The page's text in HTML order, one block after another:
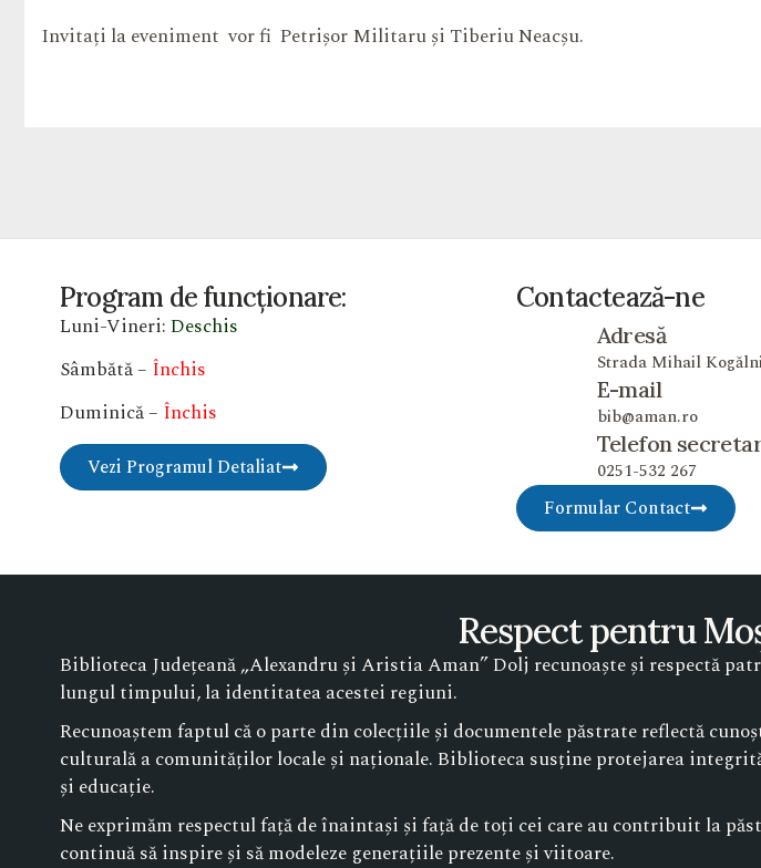
Invitați la eveniment vor fi Petrișor Militaru și Tiberiu Neacșu.
Program de funcționare:
Luni-Vineri:Deschis
Sâmbătă – Închis
Duminică – Închis
Vezi Programul Detaliat
Contactează-ne
Adresă
Strada Mihail
E-mail
bib@aman.ro
Telefon
0251-532 267
Formular Contact
Respect pentru
Biblioteca Județeană „Alexandru și Aristia Aman” Dolj recunoaște și
lungul timpului, la identitatea acestei regiuni.
Recunoaștem faptul că o parte din colecțiile și documentele păstrate reflectă
culturală a comunităților locale și naționale. Biblioteca susține protejarea
și educație.
Ne exprimăm respectul față de înaintași și față de toți cei care au contribuit la
continuă să inspire și să modeleze generațiile prezente și viitoare.